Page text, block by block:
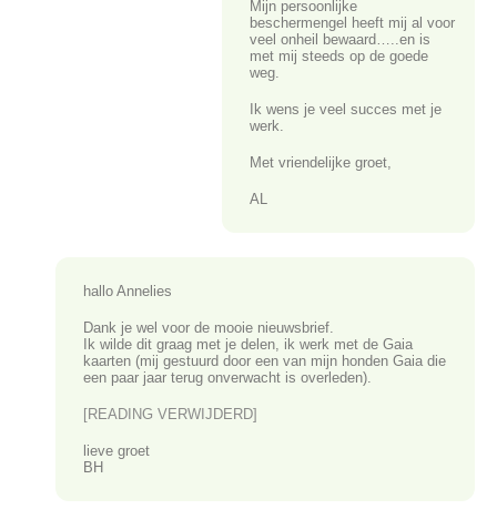
Mijn persoonlijke
beschermengel heeft mij al voor
veel onheil bewaard…..en is
met mij steeds op de goede
weg.
Ik wens je veel succes met je
werk.
Met vriendelijke groet,
AL
hallo Annelies
Dank je wel voor de mooie nieuwsbrief.
Ik wilde dit graag met je delen, ik werk met de Gaia
kaarten (mij gestuurd door een van mijn honden Gaia die
een paar jaar terug onverwacht is overleden).
[READING VERWIJDERD]
lieve groet
BH